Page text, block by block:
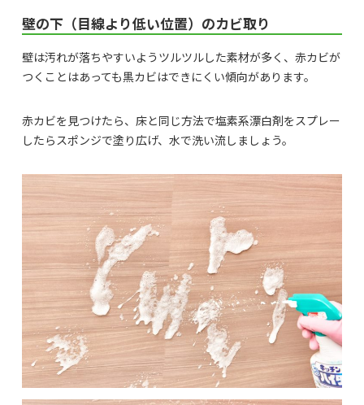
壁の下（目線より低い位置）のカビ取り
壁は汚れが落ちやすいようツルツルした素材が多く、赤カビが
つくことはあっても黒カビはできにくい傾向があります。
赤カビを見つけたら、床と同じ方法で塩素系漂白剤をスプレー
したらスポンジで塗り広げ、水で洗い流しましょう。